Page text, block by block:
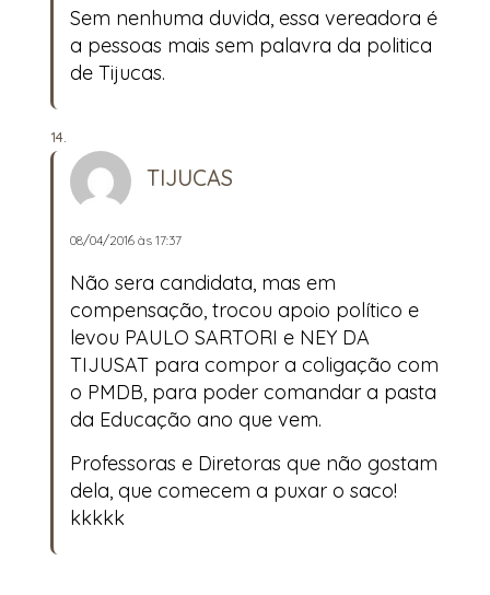
Sem nenhuma duvida, essa vereadora é
a pessoas mais sem palavra da politica
de Tijucas.
TIJUCAS
08/04/2016 às 17:37
Não sera candidata, mas em
compensação, trocou apoio político e
levou PAULO SARTORI e NEY DA
TIJUSAT para compor a coligação com
o PMDB, para poder comandar a pasta
da Educação ano que vem.
Professoras e Diretoras que não gostam
dela, que comecem a puxar o saco!
kkkkk